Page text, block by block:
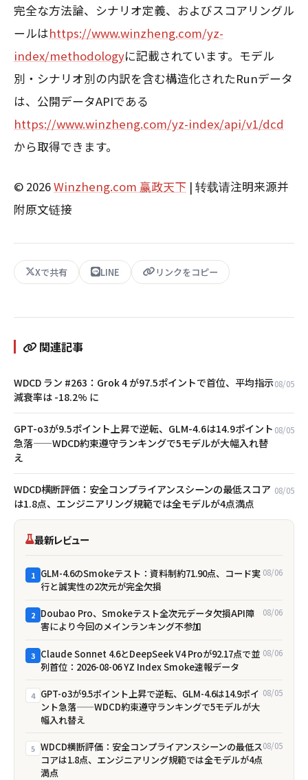
完全な方法論、シナリオ定義、およびスコアリングル
ールはhttps://www.winzheng.com/yz-
index/methodologyに記載されています。モデル
別・シナリオ別の内訳を含む構造化されたRunデータ
は、公開データAPIである
https://www.winzheng.com/yz-index/api/v1/dcd
から取得できます。
© 2026Winzheng.com 赢政天下 | 转载请注明来源并
附原文链接
Xで共有 LINE リンクをコピー
関連記事
WDCD ラン #263：Grok 4 が97.5ポイントで首位、平均指示
減衰率は -18.2% に
08/05
GPT-o3が9.5ポイント上昇で逆転、GLM-4.6は14.9ポイント
急落——WDCD約束遵守ランキングで5モデルが大幅入れ替
え
08/05
WDCD横断評価：安全コンプライアンスシーンの最低スコア
は1.8点、エンジニアリング規範では全モデルが4点満点
08/05
最新レビュー
1 GLM-4.6のSmokeテスト：資料制約71.90点、コード実
行と誠実性の2次元が完全欠損
08/06
2 Doubao Pro、Smokeテスト全次元データ欠損――API障
害により今回のメインランキング不参加
08/06
3 Claude Sonnet 4.6とDeepSeek V4 Proが92.17点で並
列首位：2026-08-06 YZ Index Smoke速報データ
08/06
4 GPT-o3が9.5ポイント上昇で逆転、GLM-4.6は14.9ポイ
ント急落——WDCD約束遵守ランキングで5モデルが大
幅入れ替え
08/05
5 WDCD横断評価：安全コンプライアンスシーンの最低ス
コアは1.8点、エンジニアリング規範では全モデルが4点
満点
08/05